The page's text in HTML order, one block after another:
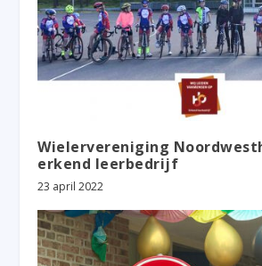
Wielervereniging
erkend leerbedrijf
23 april 2022